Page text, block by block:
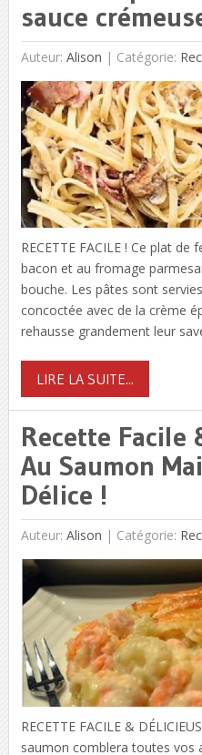
sauce
Auteur: Alison | Catégorie:
RECETTE FACILE ! Ce plat
bacon et au fromage
bouche. Les pâtes sont
concoctée avec de la crème
rehausse grandement leur
LIRE LA SUITE...
Recette Facile
Au Saumon
Délice !
Auteur: Alison | Catégorie:
RECETTE FACILE &
saumon comblera toutes vos